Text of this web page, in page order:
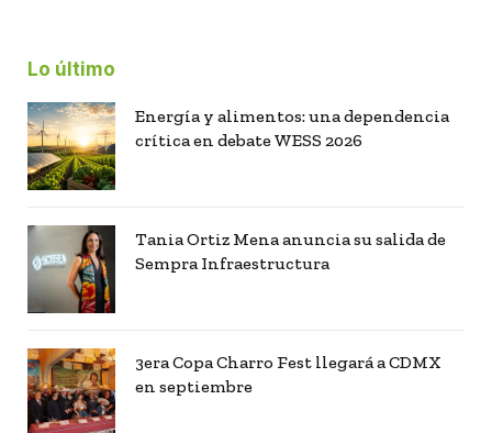
Lo último
Energía y alimentos: una dependencia
crítica en debate WESS 2026
Tania Ortiz Mena anuncia su salida de
Sempra Infraestructura
3era Copa Charro Fest llegará a CDMX
en septiembre